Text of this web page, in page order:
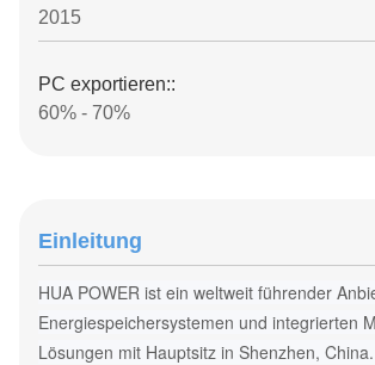
2015
PC exportieren::
60% - 70%
Einleitung
HUA POWER ist ein weltweit führender
Energiespeichersystemen und integrierten
Lösungen mit Hauptsitz in Shenzhen,